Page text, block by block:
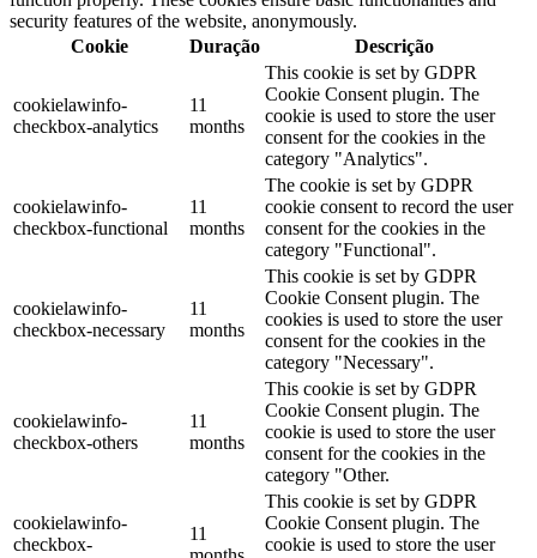
security features of the website, anonymously.
Cookie
Duração Descrição
cookielawinfo-
checkbox-analytics
11
months
This cookie is set by GDPR
Cookie Consent plugin. The
cookie is used to store the user
consent for the cookies in the
category "Analytics".
cookielawinfo-
checkbox-functional
11
months
The cookie is set by GDPR
cookie consent to record the user
consent for the cookies in the
category "Functional".
cookielawinfo-
checkbox-necessary
11
months
This cookie is set by GDPR
Cookie Consent plugin. The
cookies is used to store the user
consent for the cookies in the
category "Necessary".
cookielawinfo-
checkbox-others
11
months
This cookie is set by GDPR
Cookie Consent plugin. The
cookie is used to store the user
consent for the cookies in the
category "Other.
cookielawinfo-
checkbox-
11
This cookie is set by GDPR
Cookie Consent plugin. The
cookie is used to store the user